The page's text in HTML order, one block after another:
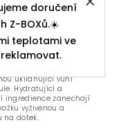
doručení
Z-BOXů.☀️
teplotami ve
levandule
BIO
(5 ks)
uklidňující vůní
Hydratující a
ingredience zanechají
vyživenou a
na dotek.